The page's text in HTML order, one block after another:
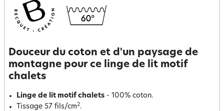
Douceur du coton et d'un paysage de
montagne pour ce linge de lit motif
chalets
Linge de lit motif chalets - 100% coton.
Tissage 57 fils/cm2.